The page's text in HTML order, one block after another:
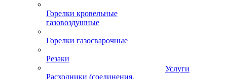
Горелки кровельные
газовоздушные
Горелки газосварочные
Резаки
Расходники (соединения,
Услуги